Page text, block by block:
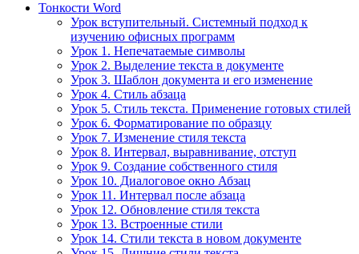
Тонкости Word
Урок вступительный. Системный подход к
изучению офисных программ
Урок 1. Непечатаемые символы
Урок 2. Выделение текста в документе
Урок 3. Шаблон документа и его изменение
Урок 4. Стиль абзаца
Урок 5. Стиль текста. Применение готовых стилей
Урок 6. Форматирование по образцу
Урок 7. Изменение стиля текста
Урок 8. Интервал, выравнивание, отступ
Урок 9. Создание собственного стиля
Урок 10. Диалоговое окно Абзац
Урок 11. Интервал после абзаца
Урок 12. Обновление стиля текста
Урок 13. Встроенные стили
Урок 14. Стили текста в новом документе